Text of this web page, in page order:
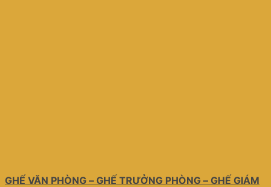
GHẾ VĂN PHÒNG – GHẾ TRƯỞNG PHÒNG – GHẾ GIÁM